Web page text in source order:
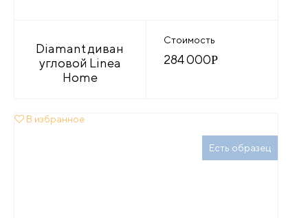
Diamant диван
угловой Linea
Home
Стоимость
284 000Р
В избранное
Есть образец